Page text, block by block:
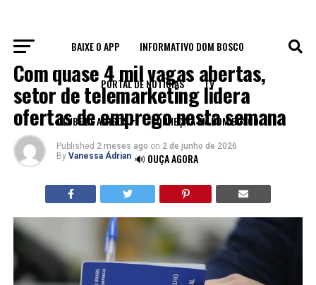
BAIXE O APP INFORMATIVO DOM BOSCO
PORTAL DE NOTÍCIAS TV
CLUBE DE AMIGOS CONHEÇA A FM DOM BOSCO
🔊 OUÇA AGORA
VAGAS
Com quase 4 mil vagas abertas,
setor de telemarketing lidera
ofertas de emprego nesta semana
Published 2 meses ago on 2 de junho de 2026
By Vanessa Ádrian